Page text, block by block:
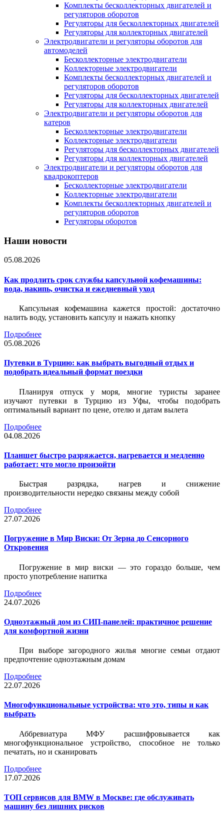
Комплекты бесколлекторных двигателей и
регуляторов оборотов
Регуляторы для бесколлекторных двигателей
Регуляторы для коллекторных двигателей
Электродвигатели и регуляторы оборотов для
автомоделей
Бесколлекторные электродвигатели
Коллекторные электродвигатели
Комплекты бесколлекторных двигателей и
регуляторов оборотов
Регуляторы для бесколлекторных двигателей
Регуляторы для коллекторных двигателей
Электродвигатели и регуляторы оборотов для
катеров
Бесколлекторные электродвигатели
Коллекторные электродвигатели
Регуляторы для бесколлекторных двигателей
Регуляторы для коллекторных двигателей
Электродвигатели и регуляторы оборотов для
квадрокоптеров
Бесколлекторные электродвигатели
Коллекторные электродвигатели
Комплекты бесколлекторных двигателей и
регуляторов оборотов
Регуляторы оборотов
Наши новости
05.08.2026
Как продлить срок службы капсульной кофемашины:
вода, накипь, очистка и ежедневный уход
Капсульная кофемашина кажется простой: достаточно
налить воду, установить капсулу и нажать кнопку
Подробнее
05.08.2026
Путевки в Турцию: как выбрать выгодный отдых и
подобрать идеальный формат поездки
Планируя отпуск у моря, многие туристы заранее
изучают путевки в Турцию из Уфы, чтобы подобрать
оптимальный вариант по цене, отелю и датам вылета
Подробнее
04.08.2026
Планшет быстро разряжается, нагревается и медленно
работает: что могло произойти
Быстрая разрядка, нагрев и снижение
производительности нередко связаны между собой
Подробнее
27.07.2026
Погружение в Мир Виски: От Зерна до Сенсорного
Откровения
Погружение в мир виски — это гораздо больше, чем
просто употребление напитка
Подробнее
24.07.2026
Одноэтажный дом из СИП-панелей: практичное решение
для комфортной жизни
При выборе загородного жилья многие семьи отдают
предпочтение одноэтажным домам
Подробнее
22.07.2026
Многофункциональные устройства: что это, типы и как
выбрать
Аббревиатура МФУ расшифровывается как
многофункциональное устройство, способное не только
печатать, но и сканировать
Подробнее
17.07.2026
ТОП сервисов для BMW в Москве: где обслуживать
машину без лишних рисков